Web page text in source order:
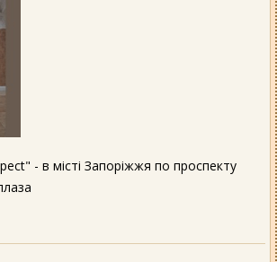
- в місті Запоріжжя по проспекту